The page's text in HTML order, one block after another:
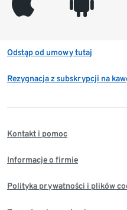
Odstąp od umowy tutaj
Rezygnacja z subskrypcji na
Kontakt i pomoc
Informacje o firmie
Polityka prywatności i plików